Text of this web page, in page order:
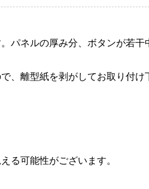
パネルの厚み分、ボタンが若干
、離型紙を剥がしてお取り付け
る可能性がございます。